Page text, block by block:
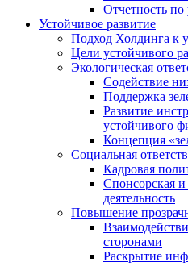
Отчетность
Устойчивое развитие
Подход Холдинга к
Цели устойчивого
Экологическая
Содействие
Поддержка
Развитие
устойчивого
Концепция
Социальная
Кадровая
Спонсорская и
деятельность
Повышение
сторонами
Раскрытие